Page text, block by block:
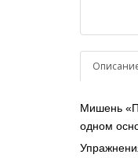
Мишень
одном